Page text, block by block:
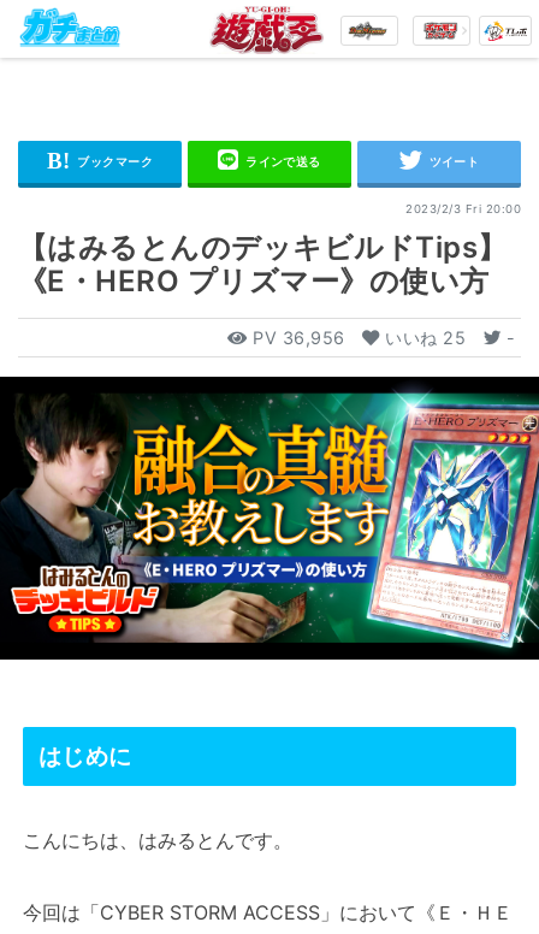
2023/2/3 Fri 20:00
【はみるとんのデッキビルドTips】
《E・HERO プリズマー》の使い方
PV 36,956 いいね 25 -
はじめに
こんにちは、はみるとんです。
今回は「CYBER STORM ACCESS」において《Ｅ・ＨＥ